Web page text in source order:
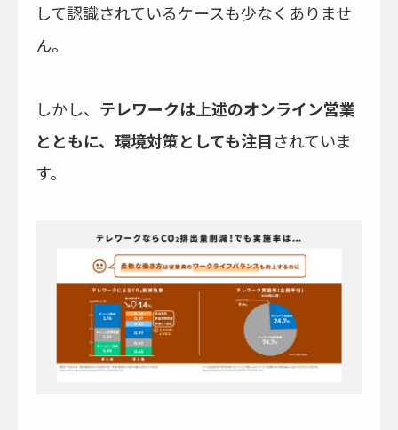
して認識されているケースも少なくありませ
ん。
しかし、 テレワークは上述のオンライン営業
とともに、環境対策としても注目されていま
す。